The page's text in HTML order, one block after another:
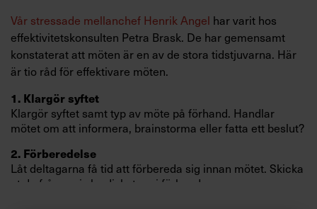
Vår stressade mellanchef Henrik Angel har varit hos
effektivitetskonsulten Petra Brask. De har gemensamt
konstaterat att möten är en av de stora tidstjuvarna. Här
är tio råd för effektivare möten.
1. Klargör syftet
Klargör syftet samt typ av möte på förhand. Handlar
mötet om att informera, brainstorma eller fatta ett beslut?
2. Förberedelse
Låt deltagarna få tid att förbereda sig innan mötet. Skicka
ut de frågor ni ska diskutera i förhand.